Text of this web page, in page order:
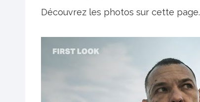
Découvrez les photos sur cette page.